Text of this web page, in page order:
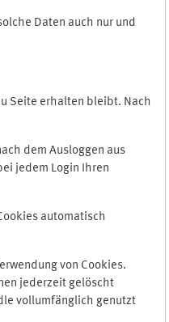
Daten auch nur und
Seite erhalten bleibt. Nach
dem Ausloggen aus
jedem Login Ihren
automatisch
von Cookies.
jederzeit gelöscht
vollumfänglich genutzt